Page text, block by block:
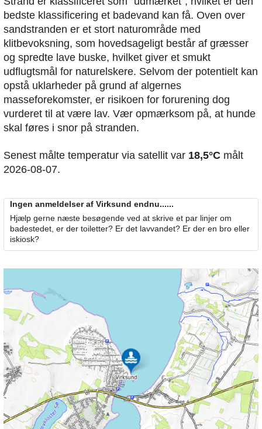
bedste klassificering et badevand kan få. Oven over
sandstranden er et stort naturområde med
klitbevoksning, som hovedsageligt består af græsser
og spredte lave buske, hvilket giver et smukt
udflugtsmål for naturelskere. Selvom der potentielt kan
opstå uklarheder på grund af algernes
masseforekomster, er risikoen for forurening dog
vurderet til at være lav. Vær opmærksom på, at hunde
skal føres i snor på stranden.
Senest målte temperatur via satellit var 18,5°C målt
2026-08-07.
Ingen anmeldelser af Virksund endnu......
Hjælp gerne næste besøgende ved at skrive et par linjer om
badestedet, er der toiletter? Er det lavvandet? Er der en bro eller
iskiosk?